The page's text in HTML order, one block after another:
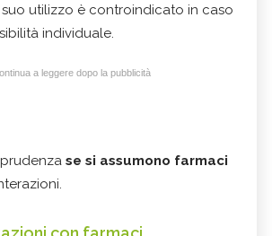
suo utilizzo è controindicato in caso
individuale.
a leggere dopo la pubblicità
se si assumono farmaci